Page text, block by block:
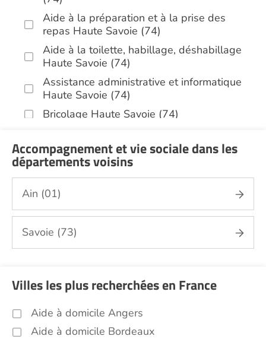
Aide à la préparation et à la prise des
repas Haute Savoie (74)
Aide à la toilette, habillage, déshabillage
Haute Savoie (74)
Assistance administrative et informatique
Haute Savoie (74)
Bricolage Haute Savoie (74)
Hospitalisation à domicile Haute Savoie
(74)
Jardinage Haute Savoie (74)
Entretien du cadre de vie, ménage,
Sorties (promenades, rendez-vous
Promenade animaux de compagnie Haute
Savoie (74)
Accompagnement et vie sociale dans les
départements voisins
Ain (01)
Savoie (73)
Villes les plus recherchées en France
Aide à domicile Angers
Aide à domicile Bordeaux